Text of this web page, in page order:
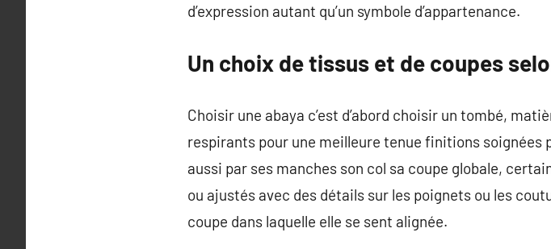
d’expression autant qu’un symbole d’appartenance.
Un choix de tissus et de coupes
Choisir une abaya c’est d’abord choisir un tombé,
respirants pour une meilleure tenue finitions soignées
aussi par ses manches son col sa coupe globale,
ou ajustés avec des détails sur les poignets ou les
coupe dans laquelle elle se sent alignée.